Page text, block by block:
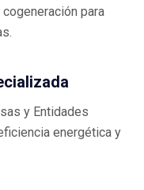
para
y Entidades
energética y